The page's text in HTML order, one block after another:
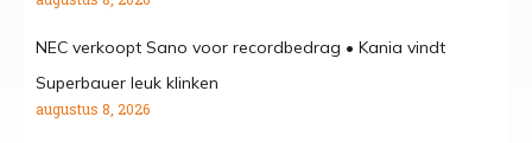
NEC verkoopt Sano voor recordbedrag • Kania vindt
Superbauer leuk klinken
augustus 8, 2026